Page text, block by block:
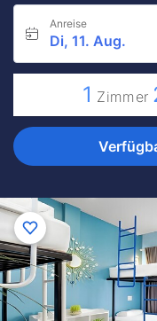
Anreise
Di, 11. Aug.
1 Zimmer